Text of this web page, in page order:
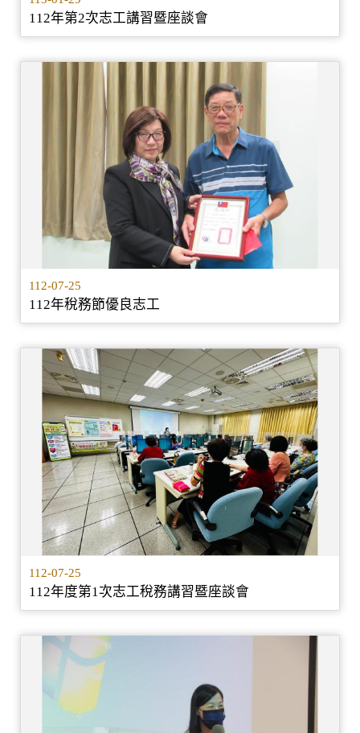
112年第2次志工講習暨座談會
112-07-25
112年稅務節優良志工
112-07-25
112年度第1次志工稅務講習暨座談會